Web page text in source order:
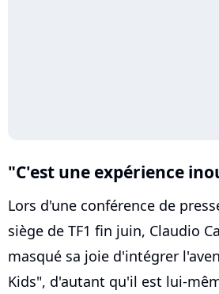
"C'est une expérience
Lors d'une conférence de
siège de TF1 fin juin, Claudio
masqué sa joie d'intégrer
Kids", d'autant qu'il est lui-